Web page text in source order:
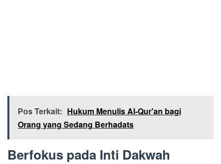
Pos Terkait: Hukum Menulis Al-Qur'an bagi
Orang yang Sedang Berhadats
Berfokus pada Inti Dakwah